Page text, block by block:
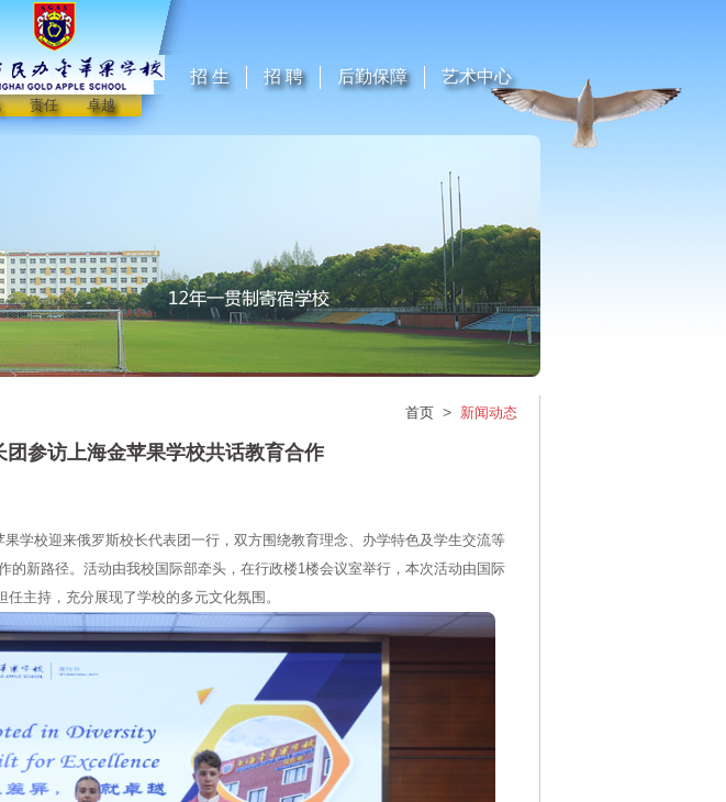
责任 卓越
招 生 招 聘 后勤保障 艺术中心
首页 > 新闻动态
团参访上海金苹果学校共话教育合作
学校迎来俄罗斯校长代表团一行，双方围绕教育理念、办学特色及学生交流等
的新路径。活动由我校国际部牵头，在行政楼1楼会议室举行，本次活动由国际
主持，充分展现了学校的多元文化氛围。